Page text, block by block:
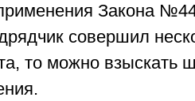
Закона
совершил
то можно взыскать